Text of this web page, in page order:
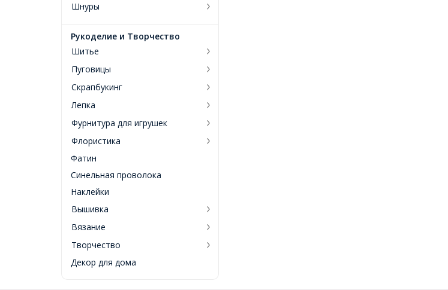
Шнуры
Рукоделие и Творчество
Шитье
Пуговицы
Скрапбукинг
Лепка
Фурнитура для игрушек
Флористика
Фатин
Синельная проволока
Наклейки
Вышивка
Вязание
Творчество
Декор для дома